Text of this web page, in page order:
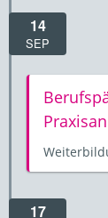
14
SEP
17